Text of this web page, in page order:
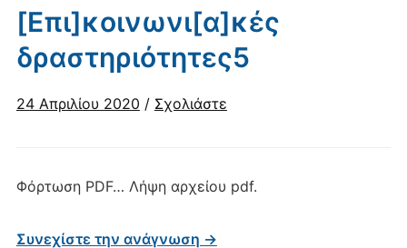
[Επι]κοινωνι[α]κές
δραστηριότητες5
24 Απριλίου 2020 / Σχολιάστε
Φόρτωση PDF… Λήψη αρχείου pdf.
Συνεχίστε την ανάγνωση →